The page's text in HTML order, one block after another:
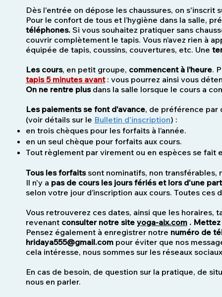
Dès l'entrée on dépose les chaussures, on s'inscrit
Pour le confort de tous et l’hygiène dans la salle,
téléphones. Si vous souhaitez pratiquer sans
couvrir complètement le tapis. Vous n’avez rien à
équipée de tapis, coussins, couvertures, etc. Une
Les cours, en petit groupe, commencent à l’heure.
tapis 5 minutes avant: vous pourrez ainsi vous
On ne rentre plusdans la salle lorsque le cours a
Les paiements se font d'avance, de préférence par
(voir détails sur le Bulletin d'inscription) :
en trois chèques pour les forfaits à l’année.
en un seul chèque pour forfaits aux cours.
Tout règlement par virement ou en espèces se fait
Tous les forfaitssont nominatifs, non transférables,
Il n'y a pas de cours les jours fériés et lors d'une
selon votre jour d’inscription aux cours. Toutes
Vous retrouverez ces dates, ainsi que les horaires,
revenant consulter notre site yoga-aix.com .
Pensez également à enregistrer notre numéro de
hridaya555@gmail.com pour éviter que nos
cela intéresse, nous sommes sur les réseaux
En cas de besoin, de question sur la pratique, de
nous en parler.